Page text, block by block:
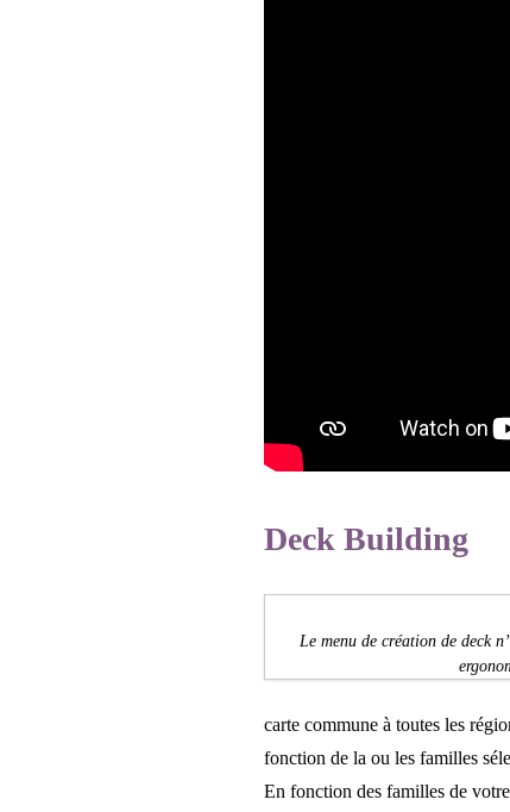
Deck Building
Le menu de création de deck
carte commune à toutes les
fonction de la ou les familles
En fonction des familles de